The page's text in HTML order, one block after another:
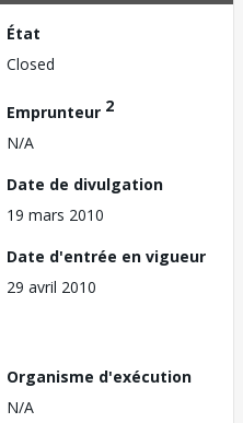
État
Closed
Emprunteur 2
N/A
Date de divulgation
19 mars 2010
Date d'entrée en vigueur
29 avril 2010
Organisme d'exécution
N/A